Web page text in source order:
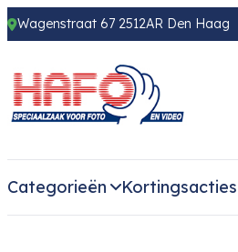
Wagenstraat 67 2512AR Den Haag
Categorieën Kortingsacties